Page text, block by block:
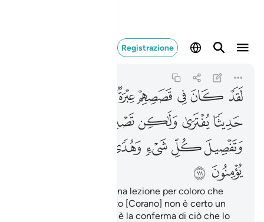
Registrazione
ﲺ ﲻﲼ ﲽﲾ
ﳄﳅﳆﳇ
ﳋﳌﳍ ﳎ
ﳑ ﳒ
c’è una lezione per coloro che
hanno intelletto. Questo [Corano] non è certo un
discorso inventato, ma è la conferma di ciò che lo